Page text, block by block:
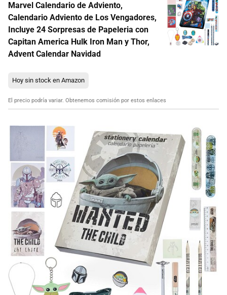
Marvel Calendario de Adviento,
Calendario Adviento de Los Vengadores,
Incluye 24 Sorpresas de Papeleria con
Capitan America Hulk Iron Man y Thor,
Advent Calendar Navidad
Hoy sin stock en Amazon
El precio podría variar. Obtenemos comisión por estos enlaces